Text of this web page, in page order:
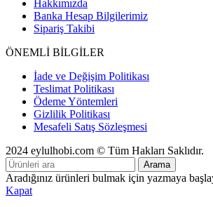
Hakkımızda
Banka Hesap Bilgilerimiz
Sipariş Takibi
ÖNEMLİ BİLGİLER
İade ve Değişim Politikası
Teslimat Politikası
Ödeme Yöntemleri
Gizlilik Politikası
Mesafeli Satış Sözleşmesi
2024 eylulhobi.com © Tüm Hakları Saklıdır.
Arama
Aradığınız ürünleri bulmak için yazmaya
Kapat